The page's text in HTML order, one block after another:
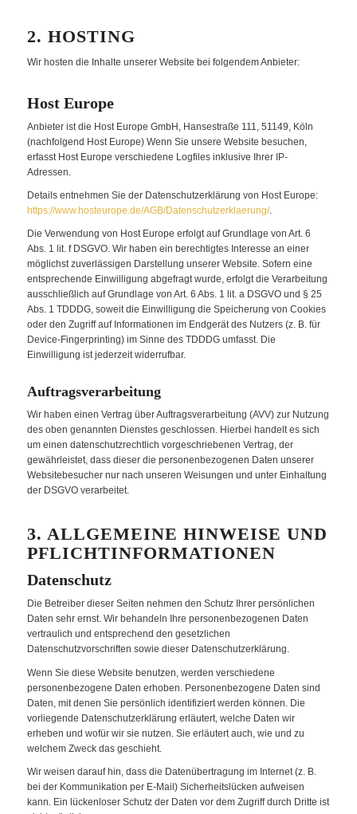
2. HOSTING
Wir hosten die Inhalte unserer Website bei folgendem Anbieter:
Host Europe
Anbieter ist die Host Europe GmbH, Hansestraße 111, 51149, Köln
(nachfolgend Host Europe) Wenn Sie unsere Website besuchen,
erfasst Host Europe verschiedene Logfiles inklusive Ihrer IP-
Adressen.
Details entnehmen Sie der Datenschutzerklärung von Host Europe:
https://www.hosteurope.de/AGB/Datenschutzerklaerung/.
Die Verwendung von Host Europe erfolgt auf Grundlage von Art. 6
Abs. 1 lit. f DSGVO. Wir haben ein berechtigtes Interesse an einer
möglichst zuverlässigen Darstellung unserer Website. Sofern eine
entsprechende Einwilligung abgefragt wurde, erfolgt die Verarbeitung
ausschließlich auf Grundlage von Art. 6 Abs. 1 lit. a DSGVO und § 25
Abs. 1 TDDDG, soweit die Einwilligung die Speicherung von Cookies
oder den Zugriff auf Informationen im Endgerät des Nutzers (z. B. für
Device-Fingerprinting) im Sinne des TDDDG umfasst. Die
Einwilligung ist jederzeit widerrufbar.
Auftragsverarbeitung
Wir haben einen Vertrag über Auftragsverarbeitung (AVV) zur Nutzung
des oben genannten Dienstes geschlossen. Hierbei handelt es sich
um einen datenschutzrechtlich vorgeschriebenen Vertrag, der
gewährleistet, dass dieser die personenbezogenen Daten unserer
Websitebesucher nur nach unseren Weisungen und unter Einhaltung
der DSGVO verarbeitet.
3. ALLGEMEINE HINWEISE UND
PFLICHT­INFORMATIONEN
Datenschutz
Die Betreiber dieser Seiten nehmen den Schutz Ihrer persönlichen
Daten sehr ernst. Wir behandeln Ihre personenbezogenen Daten
vertraulich und entsprechend den gesetzlichen
Datenschutzvorschriften sowie dieser Datenschutzerklärung.
Wenn Sie diese Website benutzen, werden verschiedene
personenbezogene Daten erhoben. Personenbezogene Daten sind
Daten, mit denen Sie persönlich identifiziert werden können. Die
vorliegende Datenschutzerklärung erläutert, welche Daten wir
erheben und wofür wir sie nutzen. Sie erläutert auch, wie und zu
welchem Zweck das geschieht.
Wir weisen darauf hin, dass die Datenübertragung im Internet (z. B.
bei der Kommunikation per E-Mail) Sicherheitslücken aufweisen
kann. Ein lückenloser Schutz der Daten vor dem Zugriff durch Dritte ist